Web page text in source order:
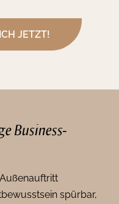
JETZT!
Business-
spürbar,